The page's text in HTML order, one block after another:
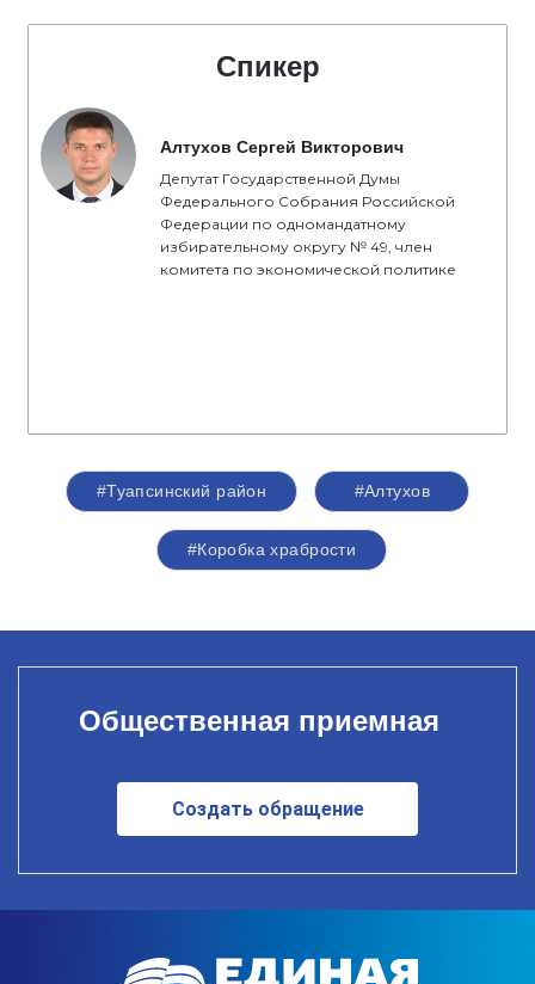
Спикер
Алтухов Сергей Викторович
Депутат Государственной Думы
Федерального Собрания Российской
Федерации по одномандатному
избирательному округу № 49, член
комитета по экономической политике
#Туапсинский район #Алтухов
#Коробка храбрости
Общественная приемная
Создать обращение